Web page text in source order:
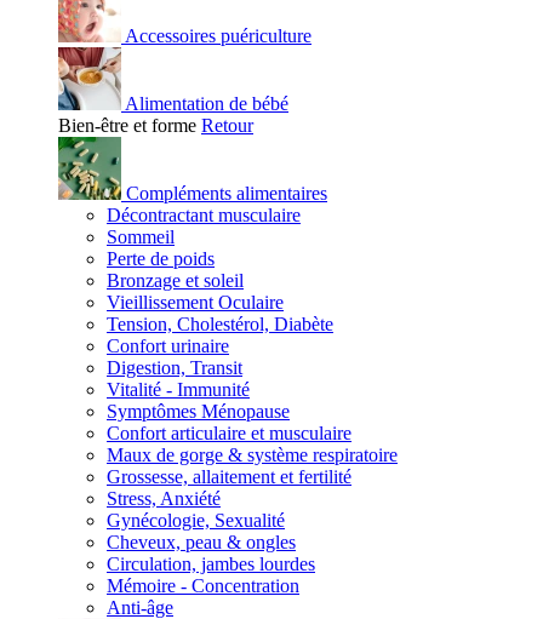
Accessoires puériculture
Alimentation de bébé
Bien-être et forme Retour
Compléments alimentaires
Décontractant musculaire
Sommeil
Perte de poids
Bronzage et soleil
Vieillissement Oculaire
Tension, Cholestérol, Diabète
Confort urinaire
Digestion, Transit
Vitalité - Immunité
Symptômes Ménopause
Confort articulaire et musculaire
Maux de gorge & système respiratoire
Grossesse, allaitement et fertilité
Stress, Anxiété
Gynécologie, Sexualité
Cheveux, peau & ongles
Circulation, jambes lourdes
Mémoire - Concentration
Anti-âge